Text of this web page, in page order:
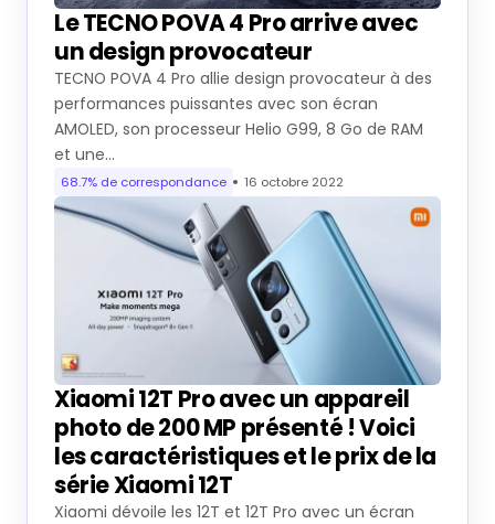
Le TECNO POVA 4 Pro arrive avec
un design provocateur
TECNO POVA 4 Pro allie design provocateur à des
performances puissantes avec son écran
AMOLED, son processeur Helio G99, 8 Go de RAM
et une…
68.7% de correspondance 16 octobre 2022
Xiaomi 12T Pro avec un appareil
photo de 200 MP présenté ! Voici
les caractéristiques et le prix de la
série Xiaomi 12T
Xiaomi dévoile les 12T et 12T Pro avec un écran